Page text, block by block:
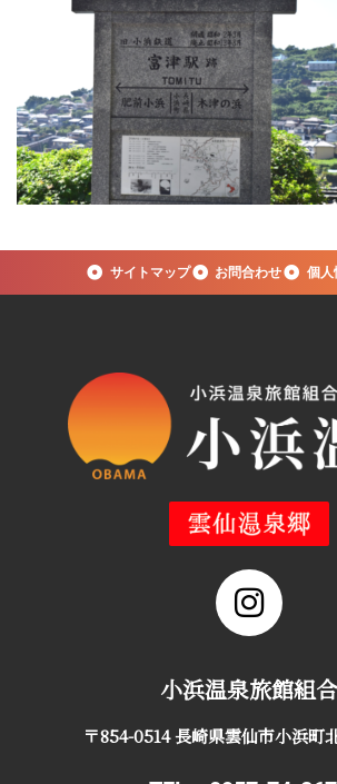
サイトマップ お問合わせ 個人
小浜温泉旅館組合
〒854-0514 長崎県雲仙市小浜町